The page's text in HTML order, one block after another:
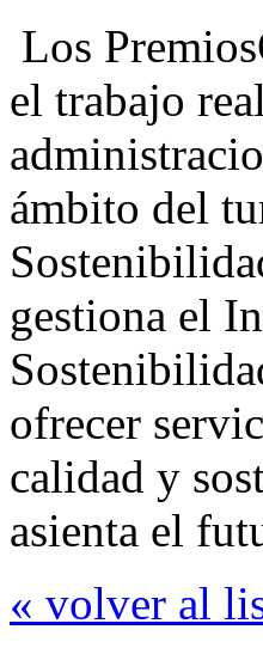
Los
el trabajo
ámbito del
gestiona el
ofrecer
calidad y
asienta el
« volver al